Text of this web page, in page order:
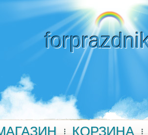
КОРЗИНА